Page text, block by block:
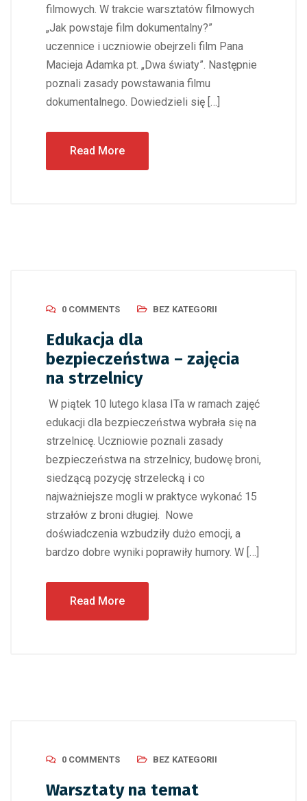
filmowych. W trakcie warsztatów filmowych
„Jak powstaje film dokumentalny?”
uczennice i uczniowie obejrzeli film Pana
Macieja Adamka pt. „Dwa światy”. Następnie
poznali zasady powstawania filmu
dokumentalnego. Dowiedzieli się […]
Read More
0 COMMENTS BEZ KATEGORII
Edukacja dla
bezpieczeństwa – zajęcia
na strzelnicy
W piątek 10 lutego klasa ITa w ramach zajęć
edukacji dla bezpieczeństwa wybrała się na
strzelnicę. Uczniowie poznali zasady
bezpieczeństwa na strzelnicy, budowę broni,
siedzącą pozycję strzelecką i co
najważniejsze mogli w praktyce wykonać 15
strzałów z broni długiej. Nowe
doświadczenia wzbudziły dużo emocji, a
bardzo dobre wyniki poprawiły humory. W […]
Read More
0 COMMENTS BEZ KATEGORII
Warsztaty na temat